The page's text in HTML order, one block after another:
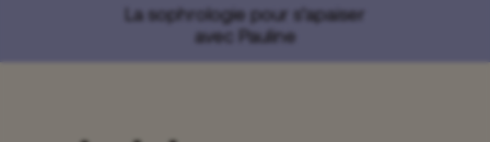
La sophrologie pour s’apaiser
avec Pauline